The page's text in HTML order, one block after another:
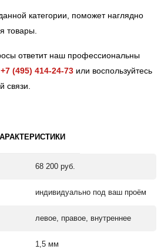
категории, поможет наглядно
товары.
ответит наш профессиональны
+7 (495) 414-24-73 или воспользуйтесь
связи.
68 200 руб.
индивидуально под ваш проём
левое, правое, внутреннее
1,5 мм